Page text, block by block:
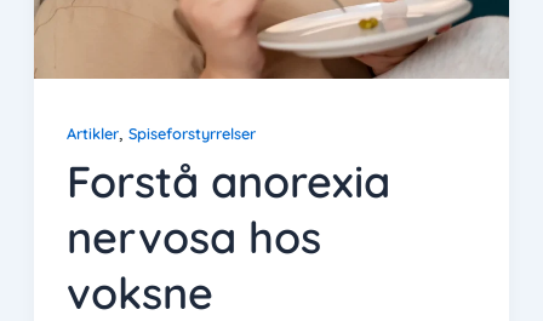
Artikler, Spiseforstyrrelser
Forstå anorexia
nervosa hos
voksne